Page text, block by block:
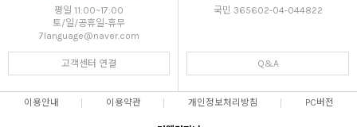
평일 11:00~17:00
토/일/공휴일-휴무
7language@naver.com
고객센터 연결
국민 365602-04-044822
Q&A
이용안내 이용약관 개인정보처리방침 PC버전